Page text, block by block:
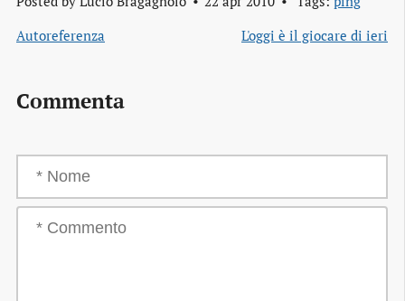
Autoreferenza
L'oggi è il giocare di ieri
Commenta